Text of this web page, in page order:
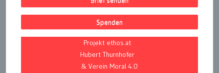
Spenden
Projekt ethos.at
Hubert Thurnhofer
& Verein Moral 4.0